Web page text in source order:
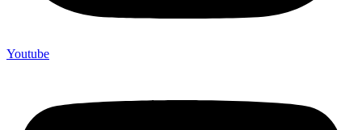
Youtube